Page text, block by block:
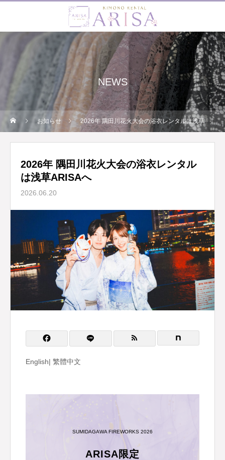
NEWS
お知らせ 2026年 隅田川花火大会の浴衣レンタルは浅草ARISAへ
2026年 隅田川花火大会の浴衣レンタル
は浅草ARISAへ
2026.06.20
English| 繁體中文
SUMIDAGAWA FIREWORKS 2026
ARISA限定